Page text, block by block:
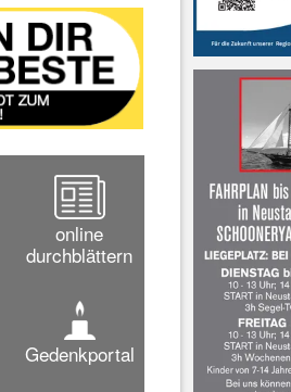
online
durchblättern
Gedenkportal